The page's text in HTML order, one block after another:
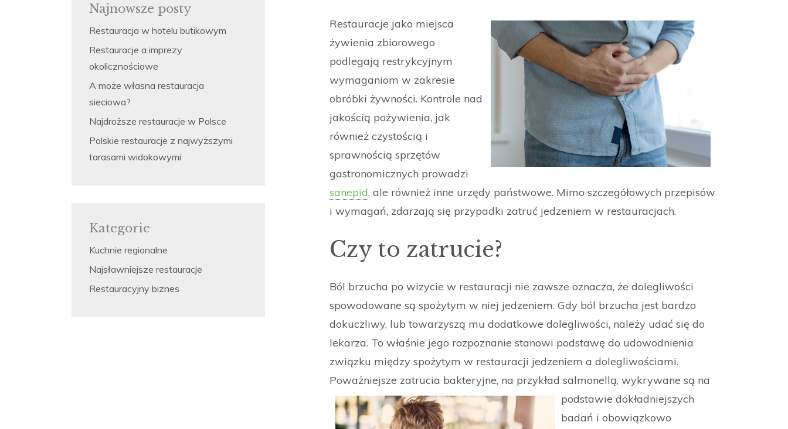
Restauracje jako miejsca
żywienia zbiorowego
podlegają restrykcyjnym
wymaganiom w zakresie
obróbki żywności. Kontrole nad
jakością pożywienia, jak
również czystością i
sprawnością sprzętów
gastronomicznych prowadzi
sanepid, ale również inne urzędy państwowe. Mimo szczegółowych przepisów
i wymagań, zdarzają się przypadki zatruć jedzeniem w restauracjach.
Czy to zatrucie?
Ból brzucha po wizycie w restauracji nie zawsze oznacza, że dolegliwości
spowodowane są spożytym w niej jedzeniem. Gdy ból brzucha jest bardzo
dokuczliwy, lub towarzyszą mu dodatkowe dolegliwości, należy udać się do
lekarza. To właśnie jego rozpoznanie stanowi podstawę do udowodnienia
związku między spożytym w restauracji jedzeniem a dolegliwościami.
Poważniejsze zatrucia bakteryjne, na przykład salmonellą, wykrywane są na
podstawie dokładniejszych
badań i obowiązkowo
Najnowsze posty
Restauracja w hotelu butikowym
Restauracje a imprezy
okolicznościowe
A może własna restauracja
sieciowa?
Najdroższe restauracje w Polsce
Polskie restauracje z najwyższymi
tarasami widokowymi
Kategorie
Kuchnie regionalne
Najsławniejsze restauracje
Restauracyjny biznes